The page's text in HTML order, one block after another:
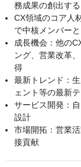
務成果の創出す
CX領域のコア人
で中核メンバー
成長機会：他の
ング、営業改革
得
最新トレンド：
ェント等の最新
サービス開発：
設計
市場開拓：営業
接貢献